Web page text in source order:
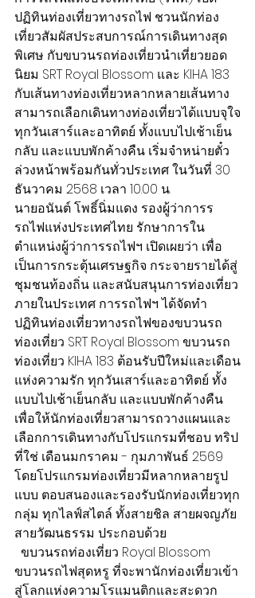
ปฏิทินท่องเที่ยวทางรถไฟ ชวนนักท่อง
เที่ยวสัมผัสประสบการณ์การเดินทางสุด
พิเศษ กับขบวนรถท่องเที่ยวนำเที่ยวยอด
นิยม SRT Royal Blossom และ KIHA 183
กับเส้นทางท่องเที่ยวหลากหลายเส้นทาง
สามารถเลือกเดินทางท่องเที่ยวได้แบบจุใจ
ทุกวันเสาร์และอาทิตย์ ทั้งแบบไปเช้าเย็น
กลับ และแบบพักค้างคืน เริ่มจำหน่ายตั๋ว
ล่วงหน้าพร้อมกันทั่วประเทศ ในวันที่ 30
ธันวาคม 2568 เวลา 10.00 น.
นายอนันต์ โพธิ์นิ่มแดง รองผู้ว่าการร
รถไฟแห่งประเทศไทย รักษาการใน
ตำแหน่งผู้ว่าการรถไฟฯ เปิดเผยว่า เพื่อ
เป็นการกระตุ้นเศรษฐกิจ กระจายรายได้สู่
ชุมชนท้องถิ่น และสนับสนุนการท่องเที่ยว
ภายในประเทศ การรถไฟฯ ได้จัดทำ
ปฏิทินท่องเที่ยวทางรถไฟของขบวนรถ
ท่องเที่ยว SRT Royal Blossom ขบวนรถ
ท่องเที่ยว KIHA 183 ต้อนรับปีใหม่และเดือน
แห่งความรัก ทุกวันเสาร์และอาทิตย์ ทั้ง
แบบไปเช้าเย็นกลับ และแบบพักค้างคืน
เพื่อให้นักท่องเที่ยวสามารถวางแผนและ
เลือกการเดินทางกับโปรแกรมที่ชอบ ทริป
ที่ใช่ เดือนมกราคม - กุมภาพันธ์ 2569
โดยโปรแกรมท่องเที่ยวมีหลากหลายรูป
แบบ ตอบสนองและรองรับนักท่องเที่ยวทุก
กลุ่ม ทุกไลฟ์สไตล์ ทั้งสายชิล สายผจญภัย
สายวัฒนธรรม ประกอบด้วย
ขบวนรถท่องเที่ยว Royal Blossom
ขบวนรถไฟสุดหรู ที่จะพานักท่องเที่ยวเข้า
สู่โลกแห่งความโรแมนติกและสะดวก